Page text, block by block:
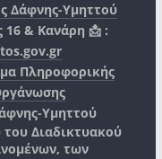
Δάφνης-Υμηττού
& Κανάρη 📩 :
Πληροφορικής
Υμηττού
Διαδικτυακού
των